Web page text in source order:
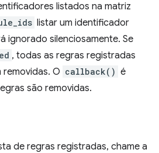
listados na matriz
listar um identificador
ignorado silenciosamente. Se
, todas as regras registradas
O callback() é
são removidas.
de regras registradas, chame a